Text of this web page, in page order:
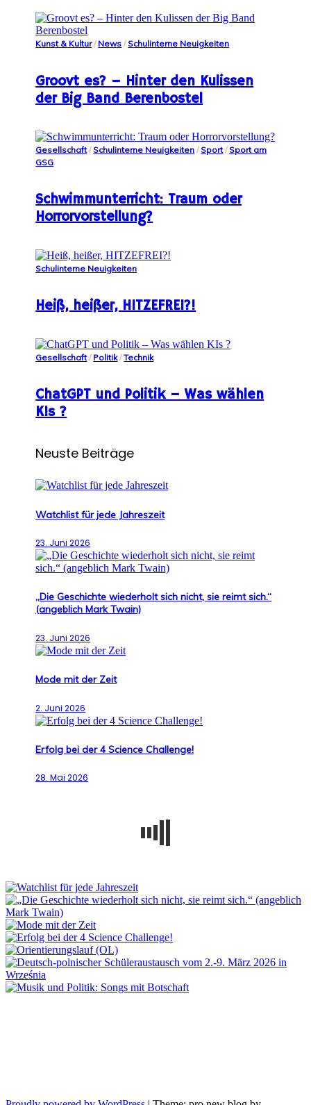
Kunst & Kultur/ News / Schulinterne Neuigkeiten
Groovt es? – Hinter den Kulissen
der Big Band Berenbostel
Gesellschaft/ Schulinterne Neuigkeiten / Sport/ Sport am
GSG
Schwimmunterricht: Traum oder
Horrorvorstellung?
Schulinterne Neuigkeiten
Heiß, heißer, HITZEFREI?!
Gesellschaft/ Politik/Technik
ChatGPT und Politik – Was wählen
KIs ?
Neuste Beiträge
Watchlist für jede Jahreszeit
23. Juni 2026
„Die Geschichte wiederholt sich nicht, sie reimt sich.“
(angeblich Mark Twain)
23. Juni 2026
Mode mit der Zeit
2. Juni 2026
Erfolg bei der 4 Science Challenge!
28. Mai 2026